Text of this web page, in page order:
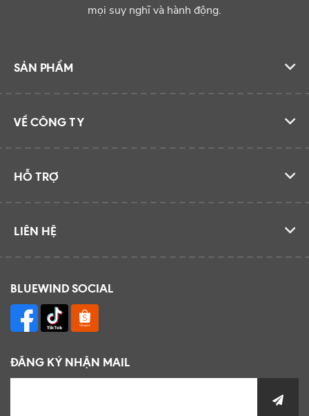
mọi suy nghĩ và hành động.
SẢN PHẨM
VỀ CÔNG TY
HỖ TRỢ
LIÊN HỆ
BLUEWIND SOCIAL
ĐĂNG KÝ NHẬN MAIL